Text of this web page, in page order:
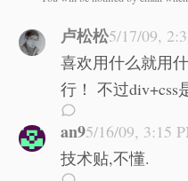
卢松松5/17/09,
喜欢用什么就用
行！ 不过div+css
an95/16/09, 3:15
技术贴,不懂.